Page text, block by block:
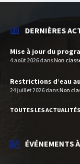
DERNIÈRES
Mise à jour du
4 août 2026 dansNon
Restrictions d’eau
24 juillet 2026 dansNon
TOUTES LES
ÉVÉNEMENTS